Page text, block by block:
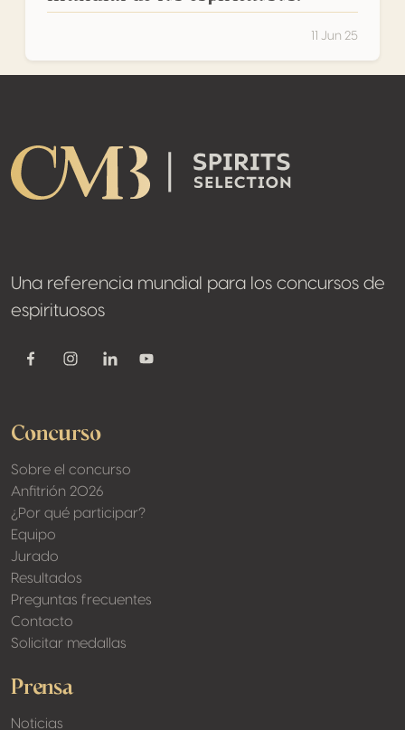
11 Jun 25
Una referencia mundial para los concursos de
espirituosos
FacebookInstagramLinkedinYoutube
Concurso
Sobre el concurso
Anfitrión 2026
¿Por qué participar?
Equipo
Jurado
Resultados
Preguntas frecuentes
Contacto
Solicitar medallas
Prensa
Noticias